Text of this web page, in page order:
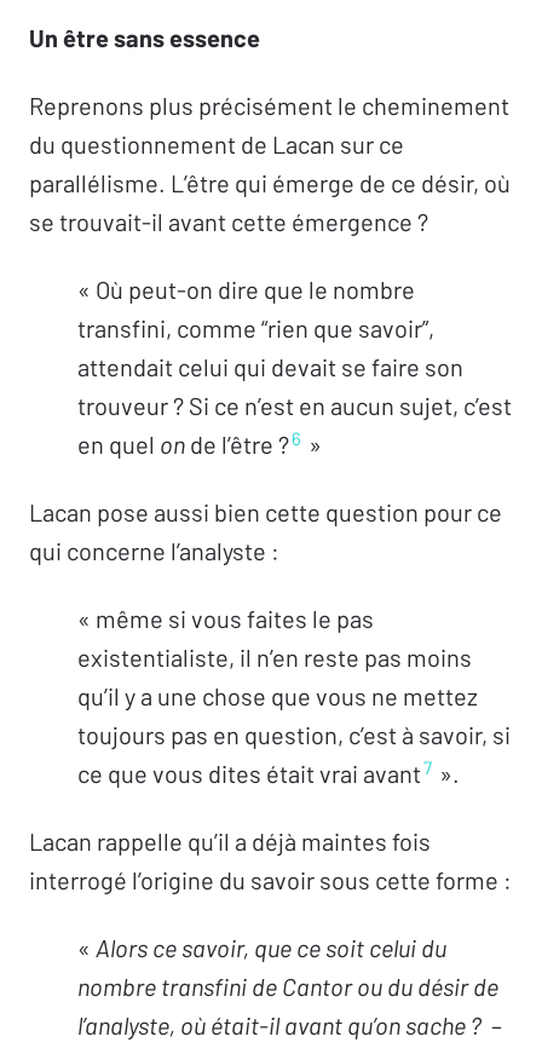
Un être sans essence
Reprenons plus précisément le cheminement
du questionnement de Lacan sur ce
parallélisme. L’être qui émerge de ce désir, où
se trouvait-il avant cette émergence ?
« Où peut-on dire que le nombre
transfini, comme “rien que savoir”,
attendait celui qui devait se faire son
trouveur ? Si ce n’est en aucun sujet, c’est
en quel on de l’être ?6 »
Lacan pose aussi bien cette question pour ce
qui concerne l’analyste :
« même si vous faites le pas
existentialiste, il n’en reste pas moins
qu’il y a une chose que vous ne mettez
toujours pas en question, c’est à savoir, si
ce que vous dites était vrai avant7 ».
Lacan rappelle qu’il a déjà maintes fois
interrogé l’origine du savoir sous cette forme :
« Alors ce savoir, que ce soit celui du
nombre transfini de Cantor ou du désir de
l’analyste, où était-il avant qu’on sache ? –